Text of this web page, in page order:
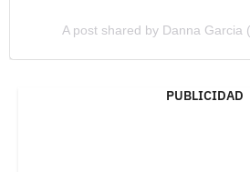
A post shared by Danna Garcia
PUBLICIDAD